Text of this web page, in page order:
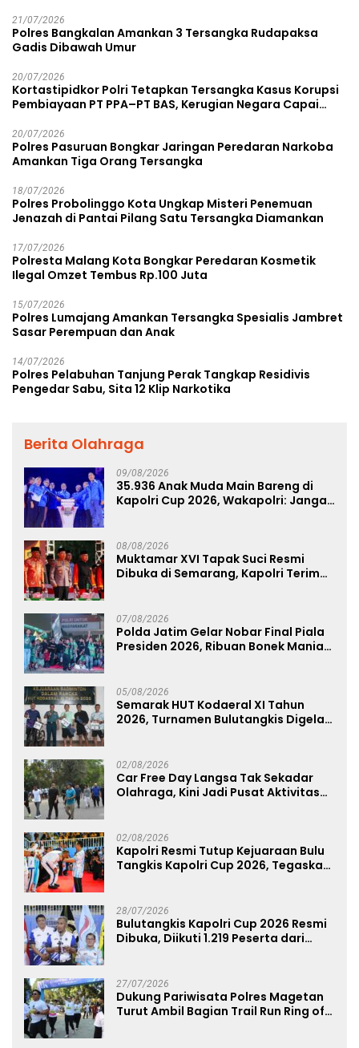
21/07/2026
Polres Bangkalan Amankan 3 Tersangka Rudapaksa
Gadis Dibawah Umur
20/07/2026
Kortastipidkor Polri Tetapkan Tersangka Kasus Korupsi
Pembiayaan PT PPA–PT BAS, Kerugian Negara Capai
20/07/2026
Polres Pasuruan Bongkar Jaringan Peredaran Narkoba
Amankan Tiga Orang Tersangka
18/07/2026
Polres Probolinggo Kota Ungkap Misteri Penemuan
Jenazah di Pantai Pilang Satu Tersangka Diamankan
17/07/2026
Polresta Malang Kota Bongkar Peredaran Kosmetik
Ilegal Omzet Tembus Rp.100 Juta
15/07/2026
Polres Lumajang Amankan Tersangka Spesialis Jambret
Sasar Perempuan dan Anak
14/07/2026
Polres Pelabuhan Tanjung Perak Tangkap Residivis
Pengedar Sabu, Sita 12 Klip Narkotika
Berita Olahraga
09/08/2026
35.936 Anak Muda Main Bareng di
Kapolri Cup 2026, Wakapolri: Jangan
08/08/2026
Muktamar XVI Tapak Suci Resmi
Dibuka di Semarang, Kapolri Terima
07/08/2026
Polda Jatim Gelar Nobar Final Piala
Presiden 2026, Ribuan Bonek Mania
05/08/2026
Semarak HUT Kodaeral XI Tahun
2026, Turnamen Bulutangkis Digelar
02/08/2026
Car Free Day Langsa Tak Sekadar
Olahraga, Kini Jadi Pusat Aktivitas
02/08/2026
Kapolri Resmi Tutup Kejuaraan Bulu
Tangkis Kapolri Cup 2026, Tegaskan
28/07/2026
Bulutangkis Kapolri Cup 2026 Resmi
Dibuka, Diikuti 1.219 Peserta dari
27/07/2026
Dukung Pariwisata Polres Magetan
Turut Ambil Bagian Trail Run Ring of